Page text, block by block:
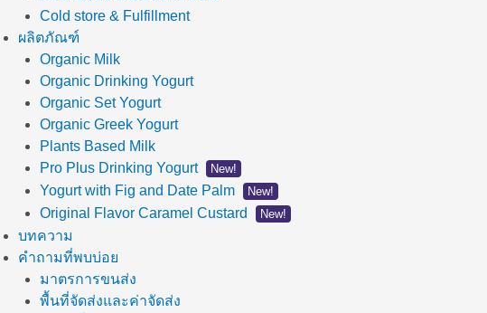
Cold store & Fulfillment
ผลิตภัณฑ์
Organic Milk
Organic Drinking Yogurt
Organic Set Yogurt
Organic Greek Yogurt
Plants Based Milk
Pro Plus Drinking Yogurt
New!
Yogurt with Fig and Date Palm New!
Original Flavor Caramel Custard New!
บทความ
คำถามที่พบบ่อย
มาตรการขนส่ง
พื้นที่จัดส่งและค่าจัดส่ง